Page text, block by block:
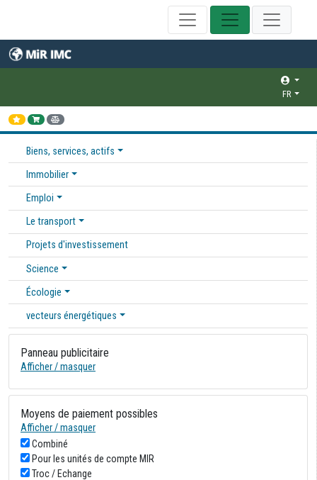
FR
Biens, services, actifs
Immobilier
Emploi
Le transport
Projets d'investissement
Science
Écologie
vecteurs énergétiques
Panneau publicitaire
Afficher / masquer
Moyens de paiement possibles
Afficher / masquer
Combiné
Pour les unités de compte MIR
Troc / Echange